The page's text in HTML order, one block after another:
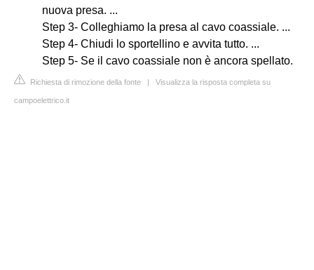
nuova presa. ...
Step 3- Colleghiamo la presa al cavo coassiale. ...
Step 4- Chiudi lo sportellino e avvita tutto. ...
Step 5- Se il cavo coassiale non è ancora spellato.
Richiesta di rimozione della fonte | Visualizza la risposta completa su
campoelettrico.it